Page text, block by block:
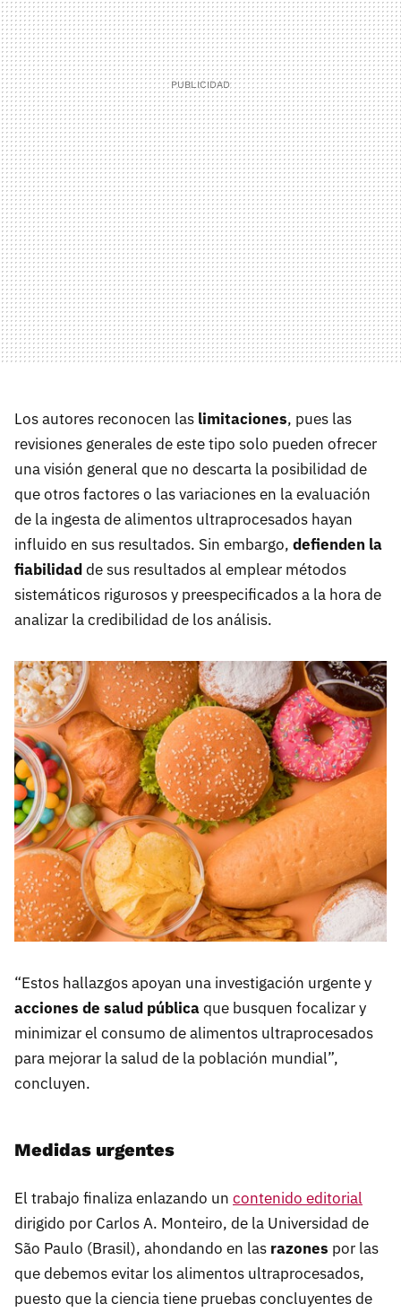
Los autores reconocen las limitaciones, pues las
revisiones generales de este tipo solo pueden ofrecer
una visión general que no descarta la posibilidad de
que otros factores o las variaciones en la evaluación
de la ingesta de alimentos ultraprocesados hayan
influido en sus resultados. Sin embargo, defienden la
fiabilidadde sus resultados al emplear métodos
sistemáticos rigurosos y preespecificados a la hora de
analizar la credibilidad de los análisis.
“Estos hallazgos apoyan una investigación urgente y
acciones de salud públicaque busquen focalizar y
minimizar el consumo de alimentos ultraprocesados
para mejorar la salud de la población mundial”,
concluyen.
Medidas urgentes
El trabajo finaliza enlazando un contenido editorial
dirigido por Carlos A. Monteiro, de la Universidad de
São Paulo (Brasil), ahondando en las razones por las
que debemos evitar los alimentos ultraprocesados,
puesto que la ciencia tiene pruebas concluyentes de